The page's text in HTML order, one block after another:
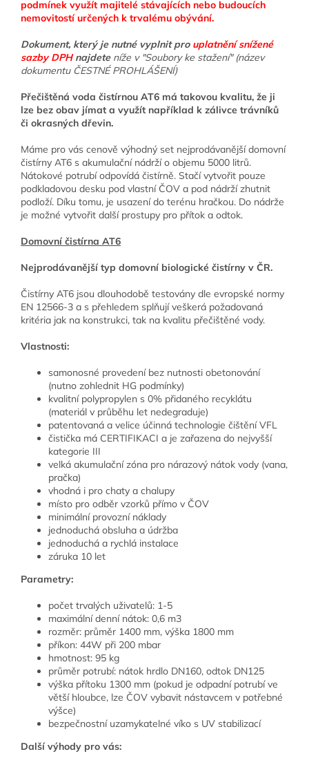
podmínek využít majitelé stávajících nebo budoucích
nemovitostí určených k trvalému obývání.
Dokument, který je nutné vyplnit pro uplatnění snížené
sazby DPH najdeteníže v "Soubory ke stažení" (název
dokumentu ČESTNÉ PROHLÁŠENÍ)
Přečištěná voda čistírnou AT6 má takovou kvalitu, že ji
lze bez obav jímat a využít například k zálivce trávníků
či okrasných dřevin.
Máme pro vás cenově výhodný set nejprodávanější domovní
čistírny AT6 s akumulační nádrží o objemu 5000 litrů.
Nátokové potrubí odpovídá čistírně. Stačí vytvořit pouze
podkladovou desku pod vlastní ČOV a pod nádrží zhutnit
podloží. Díku tomu, je usazení do terénu hračkou. Do nádrže
je možné vytvořit další prostupy pro přítok a odtok.
Domovní čistírna AT6
Nejprodávanější typ domovní biologické čistírny v ČR.
Čistírny AT6 jsou dlouhodobě testovány dle evropské normy
EN 12566-3 a s přehledem splňují veškerá požadovaná
kritéria jak na konstrukci, tak na kvalitu přečištěné vody.
Vlastnosti:
samonosné provedení bez nutnosti obetonování
(nutno zohlednit HG podmínky)
kvalitní polypropylen s 0% přidaného recyklátu
(materiál v průběhu let nedegraduje)
patentovaná a velice účinná technologie čištění VFL
čistička má CERTIFIKACI a je zařazena do nejvyšší
kategorie III
velká akumulační zóna pro nárazový nátok vody (vana,
pračka)
vhodná i pro chaty a chalupy
místo pro odběr vzorků přímo v ČOV
minimální provozní náklady
jednoduchá obsluha a údržba
jednoduchá a rychlá instalace
záruka 10 let
Parametry:
počet trvalých uživatelů: 1-5
maximální denní nátok: 0,6 m3
rozměr: průměr 1400 mm, výška 1800 mm
příkon: 44W při 200 mbar
hmotnost: 95 kg
průměr potrubí: nátok hrdlo DN160, odtok DN125
výška přítoku 1300 mm (pokud je odpadní potrubí ve
větší hloubce, lze ČOV vybavit nástavcem v potřebné
výšce)
bezpečnostní uzamykatelné víko s UV stabilizací
Další výhody pro vás: